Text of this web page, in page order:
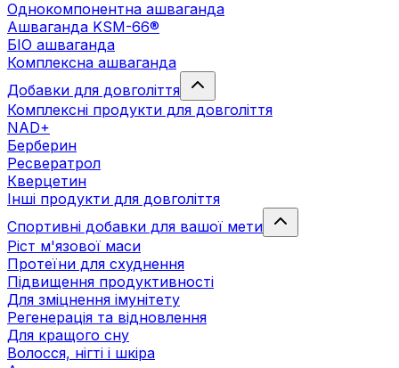
Однокомпонентна ашваганда
Ашваганда KSM-66®
БІО ашваганда
Комплексна ашваганда
Добавки для довголіття
Комплексні продукти для довголіття
NAD+
Берберин
Ресвератрол
Кверцетин
Інші продукти для довголіття
Спортивні добавки для вашої мети
Ріст м'язової маси
Протеїни для схуднення
Підвищення продуктивності
Для зміцнення імунітету
Регенерація та відновлення
Для кращого сну
Волосся, нігті і шкіра